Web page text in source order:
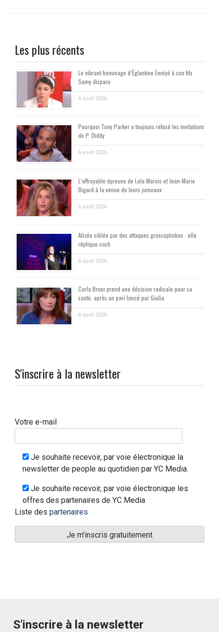
Les plus récents
Le vibrant hommage d’Églantine Éméyé à son fils
Samy disparu
6 août 2026
Pourquoi Tony Parker a toujours refusé les invitations
de P. Diddy
6 août 2026
L’effroyable épreuve de Lola Marois et Jean-Marie
Bigard à la venue de leurs jumeaux
6 août 2026
Alizée ciblée par des attaques grossophobes : elle
réplique cash
6 août 2026
Carla Bruni prend une décision radicale pour sa
santé, après un pari lancé par Giulia
6 août 2026
S'inscrire à la newsletter
Votre e-mail
Je souhaite recevoir, par voie électronique la
newsletter de people au quotidien par YC Media.
Je souhaite recevoir, par voie électronique les
offres des partenaires de YC Media
Liste des partenaires
S'inscrire à la newsletter